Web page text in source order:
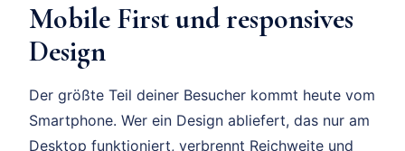
Mobile First und responsives
Design
Der größte Teil deiner Besucher kommt heute vom
Smartphone. Wer ein Design abliefert, das nur am
Desktop funktioniert, verbrennt Reichweite und